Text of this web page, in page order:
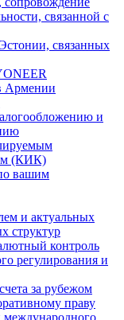
связанной с
связанных
Армении
и
(КИК)
вашим
и актуальных
структур
контроль
регулирования и
за рубежом
праву
международного